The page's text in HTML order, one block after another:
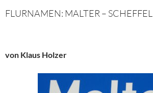
FLURNAMEN: MALTER – SCHEFFEL
von Klaus Holzer